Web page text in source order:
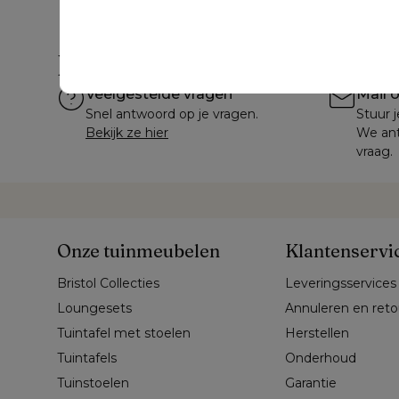
Hulp nodig?
Veelgestelde vragen
Snel antwoord op je vragen.
Bekijk ze hier
Mail
Stuur
We
vraag.
Onze tuinmeubelen
Bristol Collecties
Loungesets
Tuintafel met stoelen
Tuintafels
Tuinstoelen
Leveringsservices
Annuleren en
Herstellen
Onderhoud
Garantie